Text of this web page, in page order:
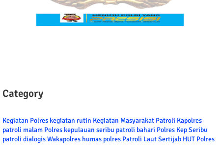
Category
Kegiatan Polres kegiatan rutin Kegiatan Masyarakat Patroli Kapolres
patroli malam Polres kepulauan seribu patroli bahari Polres Kep Seribu
patroli dialogisWakapolres humas polres Patroli LautSertijab HUT Polres